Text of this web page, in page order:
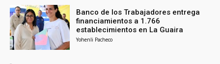
Banco de los Trabajadores entrega
financiamientos a 1.766
establecimientos en La Guaira
Yohenli Pacheco